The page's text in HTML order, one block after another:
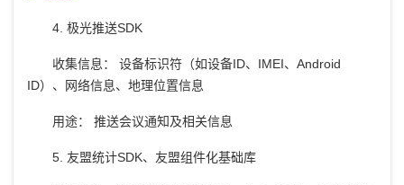
4. 极光推送SDK
收集信息： 设备标识符（如设备ID、IMEI、Android
ID）、网络信息、地理位置信息
用途： 推送会议通知及相关信息
5. 友盟统计SDK、友盟组件化基础库